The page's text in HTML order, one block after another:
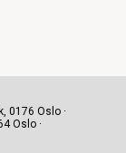
0176 Oslo ·
Oslo ·